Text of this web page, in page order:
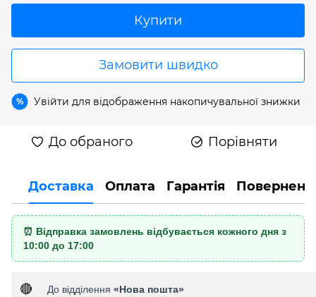
Купити
Замовити швидко
% Увійти для відображення накопичувальної знижки
До обраного Порівняти
Доставка Оплата Гарантія
⏰ Відправка замовлень відбувається кожного дня з
10:00 до 17:00
🔴 До відділення «Нова пошта»